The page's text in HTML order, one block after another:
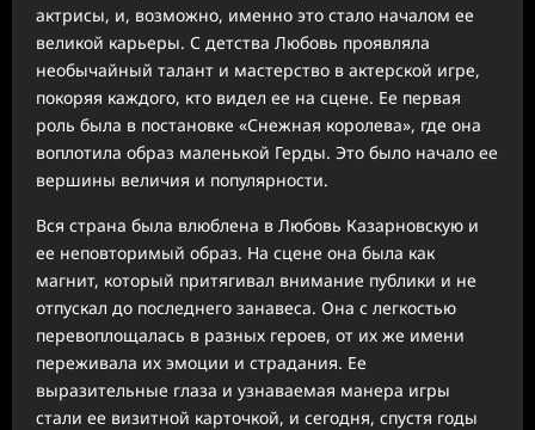
актрисы, и, возможно, именно это стало началом ее
великой карьеры. С детства Любовь проявляла
необычайный талант и мастерство в актерской игре,
покоряя каждого, кто видел ее на сцене. Ее первая
роль была в постановке «Снежная королева», где она
воплотила образ маленькой Герды. Это было начало ее
вершины величия и популярности.
Вся страна была влюблена в Любовь Казарновскую и
ее неповторимый образ. На сцене она была как
магнит, который притягивал внимание публики и не
отпускал до последнего занавеса. Она с легкостью
перевоплощалась в разных героев, от их же имени
переживала их эмоции и страдания. Ее
выразительные глаза и узнаваемая манера игры
стали ее визитной карточкой, и сегодня, спустя годы